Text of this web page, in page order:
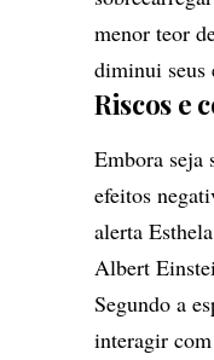
menor teor
diminui seus
Riscos e
Embora seja
efeitos
alerta
Albert
Segundo a
interagir